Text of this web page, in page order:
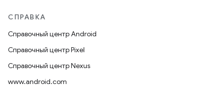
СПРАВКА
Справочный центр Android
Справочный центр Pixel
Справочный центр Nexus
www.android.com